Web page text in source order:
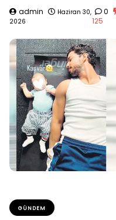
admin
Haziran 30,
2026
0
125
GÜNDEM